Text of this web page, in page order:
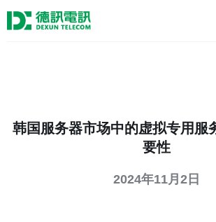
韩国服务器市场中的虚拟专用服
要性
2024年11月2日